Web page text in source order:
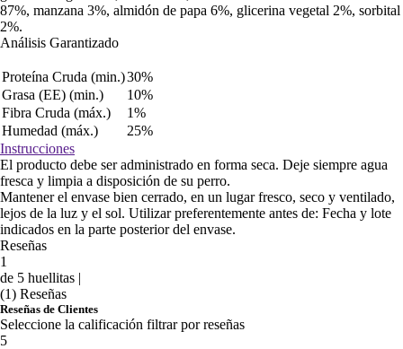
87%, manzana 3%, almidón de papa 6%, glicerina vegetal 2%, sorbital
2%.
Análisis Garantizado
Proteína Cruda (min.)30%
Grasa (EE) (min.)
10%
Fibra Cruda (máx.)
1%
Humedad (máx.)
25%
Instrucciones
El producto debe ser administrado en forma seca. Deje siempre agua
fresca y limpia a disposición de su perro.
Mantener el envase bien cerrado, en un lugar fresco, seco y ventilado,
lejos de la luz y el sol. Utilizar preferentemente antes de: Fecha y lote
indicados en la parte posterior del envase.
Reseñas
1
de 5 huellitas |
(1) Reseñas
Reseñas de Clientes
Seleccione la calificación filtrar por reseñas
5